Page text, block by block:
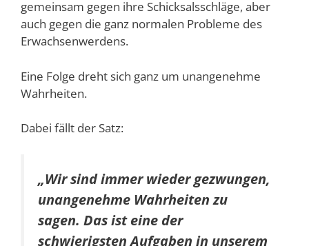
gemeinsam gegen ihre Schicksalsschläge, aber
auch gegen die ganz normalen Probleme des
Erwachsenwerdens.
Eine Folge dreht sich ganz um unangenehme
Wahrheiten.
Dabei fällt der Satz:
„Wir sind immer wieder gezwungen,
unangenehme Wahrheiten zu
sagen. Das ist eine der
schwierigsten Aufgaben in unserem